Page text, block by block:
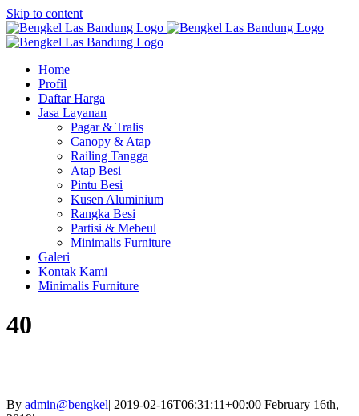
Skip to content
Home
Profil
Daftar Harga
Jasa Layanan
Pagar & Tralis
Canopy & Atap
Railing Tangga
Atap Besi
Pintu Besi
Kusen Aluminium
Rangka Besi
Partisi & Mebeul
Minimalis Furniture
Galeri
Kontak Kami
Minimalis Furniture
40
By admin@bengkel| 2019-02-16T06:31:11+00:00 February 16th,